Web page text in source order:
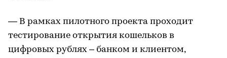
— В рамках пилотного проекта проходит
тестирование открытия кошельков в
цифровых рублях – банком и клиентом,